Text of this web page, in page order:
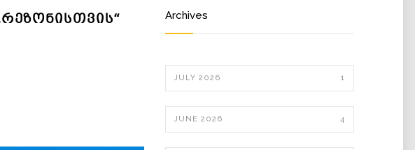
Archives
JULY 2026 1
JUNE 2026 4